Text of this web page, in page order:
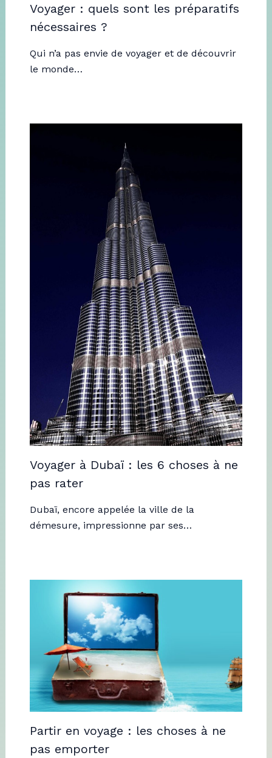
Voyager : quels sont les préparatifs
nécessaires ?
Qui n’a pas envie de voyager et de découvrir
le monde…
Voyager à Dubaï : les 6 choses à ne
pas rater
Dubaï, encore appelée la ville de la
démesure, impressionne par ses…
Partir en voyage : les choses à ne
pas emporter